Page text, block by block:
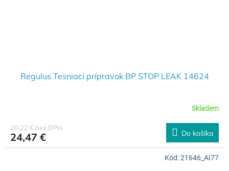
Regulus Tesniaci prípravok BP STOP LEAK 14624
Skladem
20,22 € bez DPH
24,47 € Do košíka
Kód:21646_AI77